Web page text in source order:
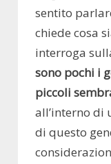
sentito
chiede cosa
interroga
sono pochi i
piccoli
all’interno di
di questo